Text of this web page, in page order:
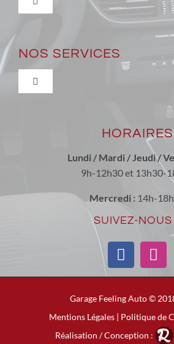
Toggle
Navigation
Nous contacter
Tarif de la main d’oeuvre
Mentions Légales
NOS SERVICES
Toggle
Véhicules neufs et occasions
Entretien & réparation toutes
Conversion Ethanol
Les Produits ECOTEC
Carrosserie / Peinture
HORAIRES
Lundi / Mardi / Jeudi /
9h-12h30 et 13h30-
Mercredi : 14h-
SUIVEZ-
Garage Feeling Auto ©
Mentions Légales | Politique de
Réalisation / Conception :